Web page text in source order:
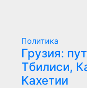
Политика
Грузия:
Тбилиси,
Кахетии